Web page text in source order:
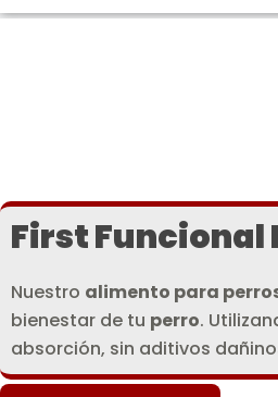
First Funcional
Nuestro alimento para
bienestar de tu perro.
absorción, sin aditivos